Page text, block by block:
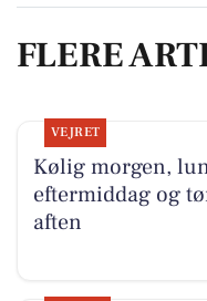
FLERE
VEJRET
Kølig morgen,
eftermiddag og
aften